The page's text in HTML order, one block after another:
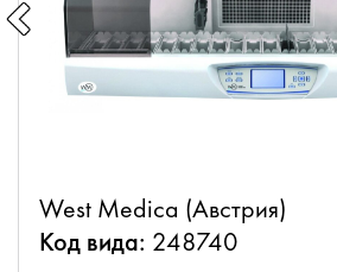
West Medica (Австрия)
Код вида: 248740